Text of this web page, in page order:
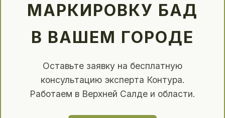
МАРКИРОВКУ БАД
В ВАШЕМ ГОРОДЕ
Оставьте заявку на бесплатную
консультацию эксперта Контура.
Работаем в Верхней Салде и области.